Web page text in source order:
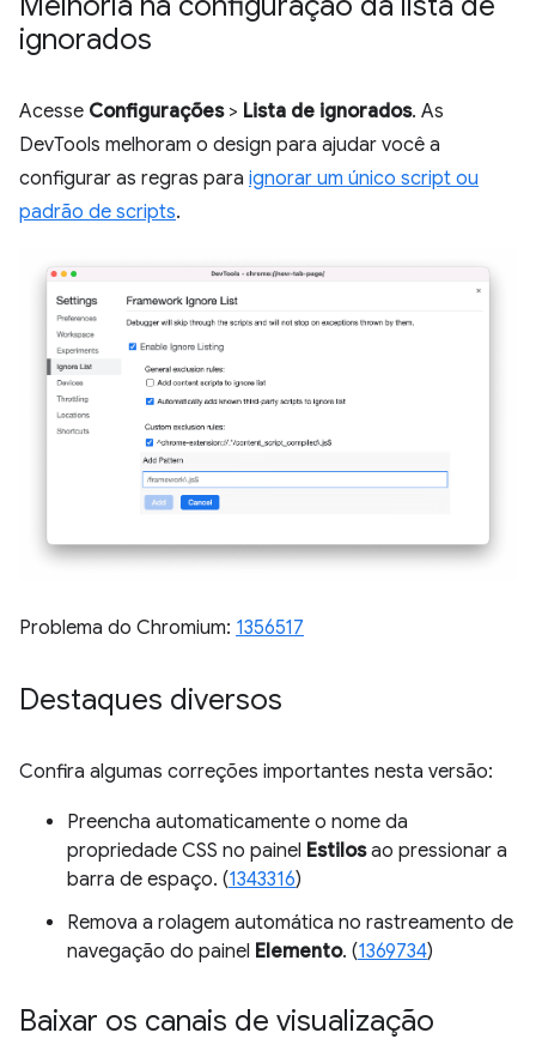
ignorados
Acesse Configurações> Lista de ignorados. As
DevTools melhoram o design para ajudar você a
configurar as regras para ignorar um único script ou
padrão de scripts.
Problema do Chromium: 1356517
Destaques diversos
Confira algumas correções importantes nesta versão:
Preencha automaticamente o nome da
propriedade CSS no painel Estilosao pressionar a
barra de espaço. (1343316)
Remova a rolagem automática no rastreamento de
navegação do painel Elemento. (1369734)
Baixar os canais de visualização